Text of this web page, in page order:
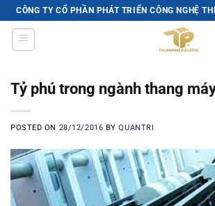
Skip
to
content
CÔNG TY CỔ PHẦN PHÁT TRIỂN CÔNG NGHỆ
Tỷ phú trong ngành thang
POSTED ON 28/12/2016 BYQUANTRI